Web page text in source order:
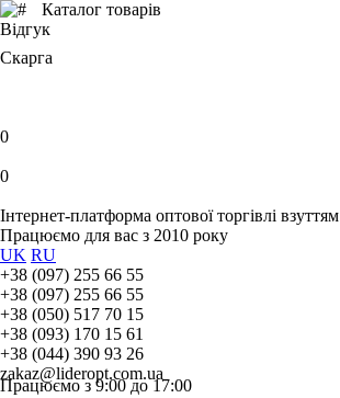
Каталог товарів
Відгук
Скарга
0
0
Інтернет-платформа оптової торгівлі взуттям
Працюємо для вас з 2010 року
UK RU
+38 (097) 255 66 55
+38 (097) 255 66 55
+38 (050) 517 70 15
+38 (093) 170 15 61
+38 (044) 390 93 26
zakaz@lideropt.com.ua
Працюємо з 9:00 до 17:00